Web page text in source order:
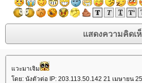
วะมาเจิม
ดย: นังตัวต่อ IP: 203.113.50.142 21 เมษายน